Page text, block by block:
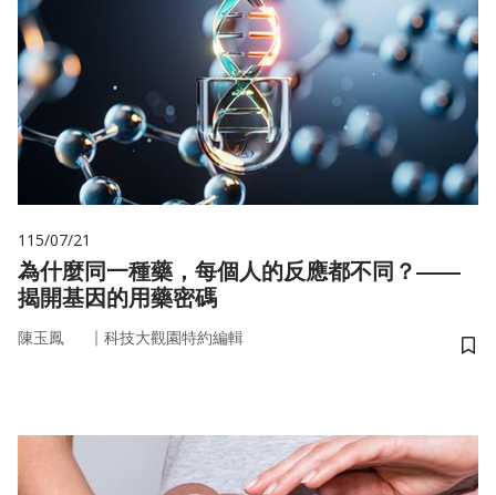
115/07/21
為什麼同一種藥，每個人的反應都不同？——
揭開基因的用藥密碼
陳玉鳳 ｜ 科技大觀園特約編輯
儲